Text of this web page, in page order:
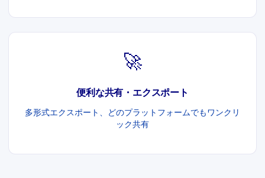
🚀
便利な共有・エクスポート
多形式エクスポート、どのプラットフォームでもワンクリ
ック共有